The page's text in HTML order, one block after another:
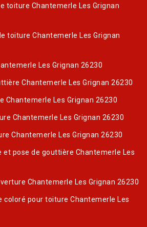
toiture Chantemerle Les Grignan
toiture Chantemerle Les Grignan
Les Grignan 26230
Chantemerle Les Grignan 26230
Chantemerle Les Grignan 26230
Chantemerle Les Grignan 26230
Chantemerle Les Grignan 26230
et pose de gouttière Chantemerle Les
Chantemerle Les Grignan 26230
coloré pour toiture Chantemerle Les